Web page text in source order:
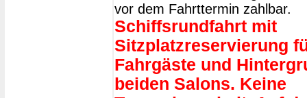
vor dem Fahrttermin zahlbar.
Schiffsrundfahrt mit
Sitzplatzreservierung
Fahrgäste und
beiden Salons. Keine